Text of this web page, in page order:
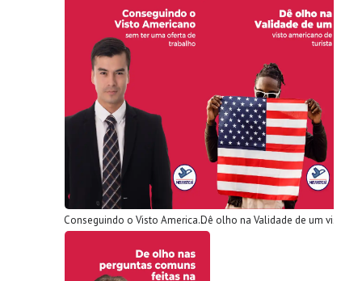
Conseguindo o Visto Americano sem ter uma oferta de trabalho